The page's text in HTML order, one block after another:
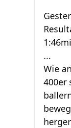
...
Wie
400er